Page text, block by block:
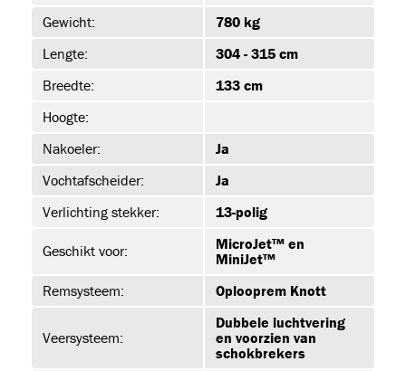
EM25
Gewicht:
780 kg
Lengte:
304 - 315 cm
Breedte:
133 cm
Hoogte:
Nakoeler:
Ja
Vochtafscheider:
Ja
Verlichting stekker:
13-polig
Geschikt voor:
MicroJet™ en
MiniJet™
Remsysteem:
Oplooprem Knott
Veersysteem:
Dubbele luchtvering
en voorzien van
schokbrekers